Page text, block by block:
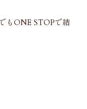
もONE STOPで結